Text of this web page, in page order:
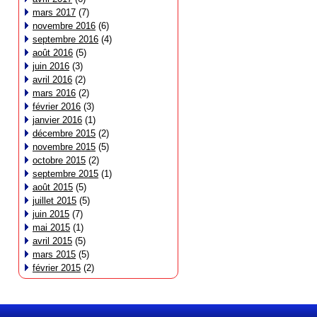
mars 2017 (7)
novembre 2016 (6)
septembre 2016 (4)
août 2016 (5)
juin 2016 (3)
avril 2016 (2)
mars 2016 (2)
février 2016 (3)
janvier 2016 (1)
décembre 2015 (2)
novembre 2015 (5)
octobre 2015 (2)
septembre 2015 (1)
août 2015 (5)
juillet 2015 (5)
juin 2015 (7)
mai 2015 (1)
avril 2015 (5)
mars 2015 (5)
février 2015 (2)